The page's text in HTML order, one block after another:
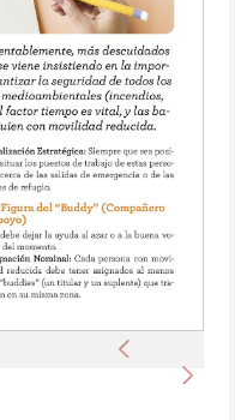
Anterior